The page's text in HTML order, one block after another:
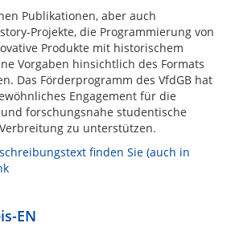
Publikationen, aber auch
Projekte, die Programmierung von
Produkte mit historischem
Vorgaben hinsichtlich des Formats
Das Förderprogramm des VfdGB hat
Engagement für die
forschungsnahe studentische
zu unterstützen.
finden Sie (auch in
EN